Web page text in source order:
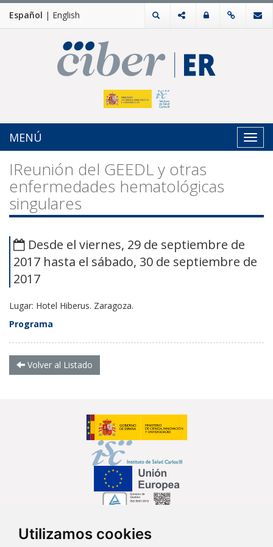
Utilizamos cookies
Español | English
MENÚ
IReunión del GEEDL y otras
enfermedades hematológicas
singulares
Desde el viernes, 29 de septiembre de
2017 hasta el sábado, 30 de septiembre de
2017
Lugar: Hotel Hiberus. Zaragoza.
Programa
Volver al Listado
Síguenos en...